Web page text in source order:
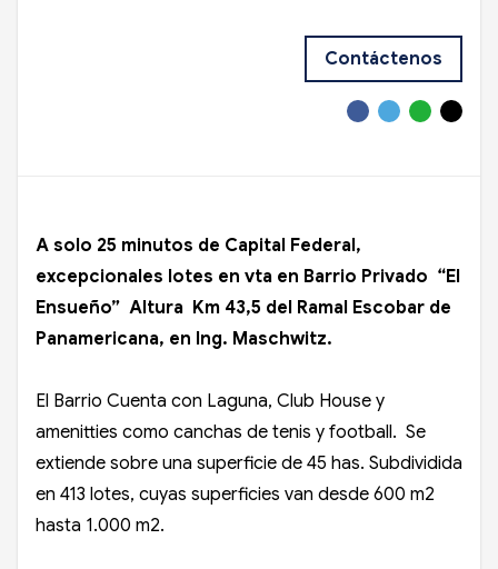
Contáctenos
A solo 25 minutos de Capital Federal,
excepcionales lotes en vta en Barrio Privado “El
Ensueño” Altura Km 43,5 del Ramal Escobar de
Panamericana, en Ing. Maschwitz.
El Barrio Cuenta con Laguna, Club House y
amenitties como canchas de tenis y football. Se
extiende sobre una superficie de 45 has. Subdividida
en 413 lotes, cuyas superficies van desde 600 m2
hasta 1.000 m2.